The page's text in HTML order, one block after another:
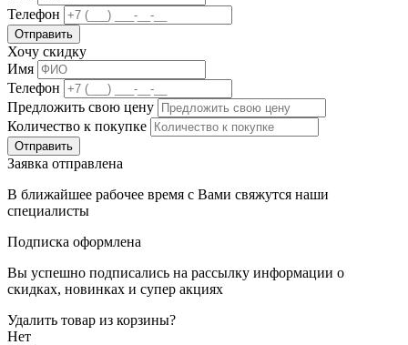
Телефон
Хочу скидку
Имя
Телефон
Предложить свою цену
Количество к покупке
Заявка отправлена
В ближайшее рабочее время с Вами свяжутся наши
специалисты
Подписка оформлена
Вы успешно подписались на рассылку информации о
скидках, новинках и супер акциях
Удалить товар из корзины?
Нет